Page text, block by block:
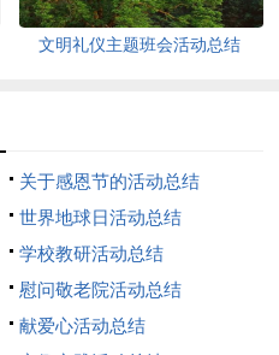
文明礼仪主题班会活动总结
关于感恩节的活动总结
世界地球日活动总结
学校教研活动总结
慰问敬老院活动总结
献爱心活动总结